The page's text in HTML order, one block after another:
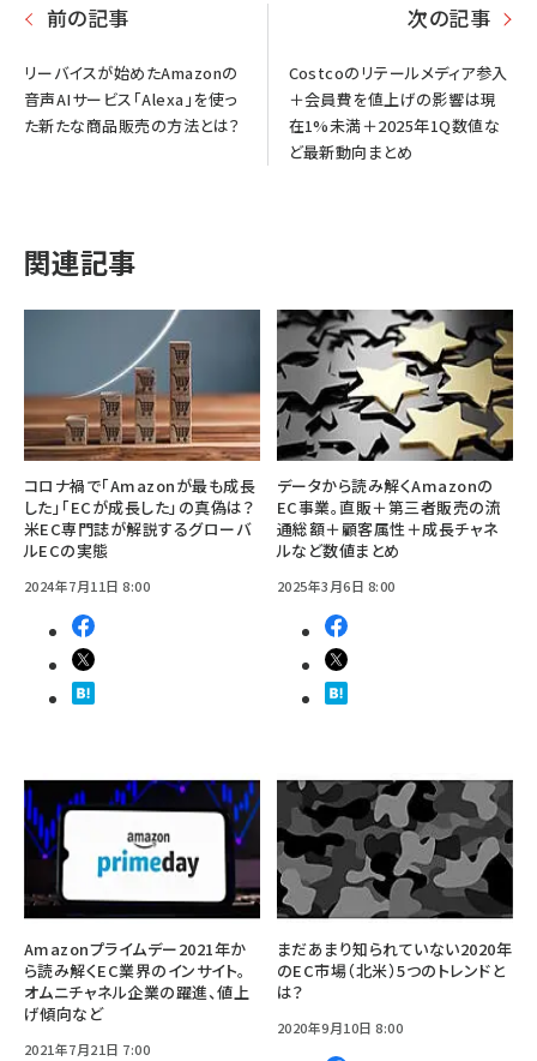
前の記事
リーバイスが始めたAmazonの
音声AIサービス「Alexa」を使っ
た新たな商品販売の方法とは？
次の記事
Costcoのリテールメディア参入
＋会員費を値上げの影響は現
在1%未満＋2025年1Q数値な
ど最新動向まとめ
関連記事
コロナ禍で「Amazonが最も成長
した」「ECが成長した」の真偽は？
米EC専門誌が解説するグローバ
ルECの実態
2024年7月11日 8:00
データから読み解くAmazonの
EC事業。直販＋第三者販売の流
通総額＋顧客属性＋成長チャネ
ルなど数値まとめ
2025年3月6日 8:00
Amazonプライムデー2021年か
ら読み解くEC業界のインサイト。
オムニチャネル企業の躍進、値上
げ傾向など
2021年7月21日 7:00
まだあまり知られていない2020年
のEC市場（北米）5つのトレンドと
は？
2020年9月10日 8:00